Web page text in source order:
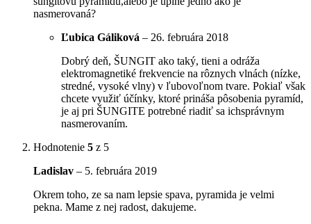
nasmerovaná?
Ľubica Gáliková – 26. februára 2018
Dobrý deň, ŠUNGIT ako taký, tieni a odráža
elektromagnetiké frekvencie na rôznych vlnách (nízke,
stredné, vysoké vlny) v ľubovoľnom tvare. Pokiaľ však
chcete využiť účínky, ktoré prináša pôsobenia pyramíd,
je aj pri ŠUNGITE potrebné riadiť sa ichsprávnym
nasmerovaním.
Hodnotenie 5 z 5
Ladislav – 5. februára 2019
Okrem toho, ze sa nam lepsie spava, pyramida je velmi
pekna. Mame z nej radost, dakujeme.